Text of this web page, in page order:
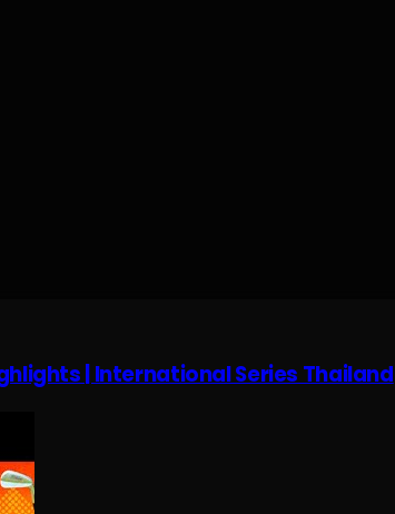
| International Series Thailand